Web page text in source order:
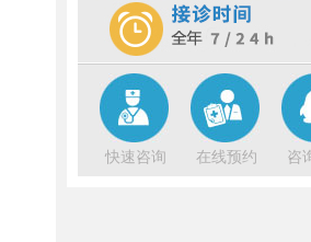
感。这种头晕，就像冬日里突然袭
快速咨询 在线预约 咨